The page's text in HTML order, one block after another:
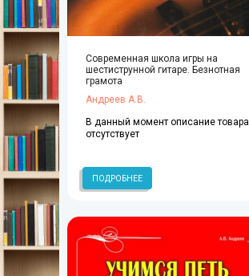
Современная школа игры на
шестиструнной гитаре. Безнотная
грамота
Андреев А.В.
В данный момент описание товара
отсутствует
ПОДРОБНЕЕ